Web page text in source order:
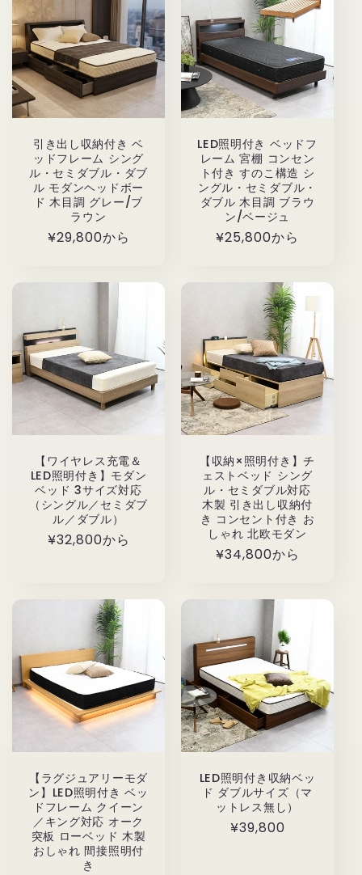
引き出し収納付き ベ
ッドフレーム シング
ル・セミダブル・ダブ
ル モダンヘッドボー
ド 木目調 グレー/ブ
ラウン
通
¥29,800から
LED照明付き ベッドフ
レーム 宮棚 コンセン
ト付き すのこ構造 シ
ングル・セミダブル・
ダブル 木目調 ブラウ
ン/ベージュ
通
¥25,800から
【ワイヤレス充電＆
LED照明付き】モダン
ベッド 3サイズ対応
（シングル／セミダブ
ル／ダブル）
通
¥32,800から
【収納×照明付き】チ
ェストベッド シング
ル・セミダブル対応
木製 引き出し収納付
き コンセント付き お
しゃれ 北欧モダン
通
¥34,800から
【ラグジュアリーモダ
ン】LED照明付き ベッ
ドフレーム クイーン
／キング対応 オーク
突板 ローベッド 木製
おしゃれ 間接照明付
き
LED照明付き収納ベッ
ド ダブルサイズ（マ
ットレス無し）
通
¥39,800